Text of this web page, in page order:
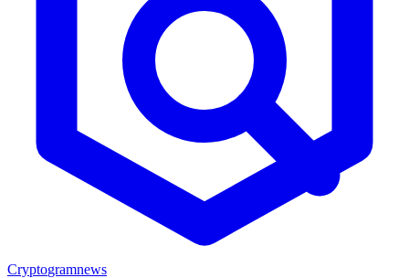
Cryptogramnews